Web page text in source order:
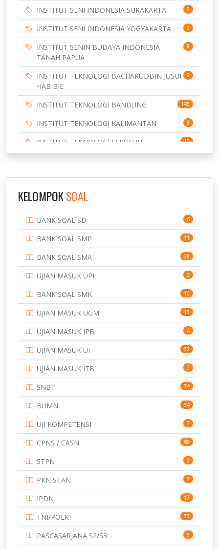
INSTITUT SENI INDONESIA SURAKARTA 9
INSTITUT SENI INDONESIA YOGYAKARTA 8
INSTITUT SENIN BUDAYA INDONESIA
TANAH PAPUA
8
INSTITUT TEKNOLOGI BACHARUDDIN JUSUF
HABIBIE
9
INSTITUT TEKNOLOGI BANDUNG 143
INSTITUT TEKNOLOGI KALIMANTAN 8
INSTITUT TEKNOLOGI SEPULUH
NOVEMBER
10
3
169
7
PTDI STTD 4
133
SMA 146
SMK 231
SMP 134
STIP 2
153
345
UNIVERSITAS AIRLANGGA 15
16
15
15
14
14
UNIVERSITAS CENDRAWASIH 14
KELOMPOKSOAL
BANK SOAL SD 6
BANK SOAL SMP 11
BANK SOAL SMA 28
UJIAN MASUK UPI 3
BANK SOAL SMK 10
UJIAN MASUK UGM 13
UJIAN MASUK IPB 4
UJIAN MASUK UI 32
UJIAN MASUK ITB 7
SNBT 74
BUMN 34
UJI KOMPETENSI 7
CPNS / CASN 60
STPN 3
PKN STAN 7
IPDN 17
TNI/POLRI 33
PASCASARJANA S2/S3 9